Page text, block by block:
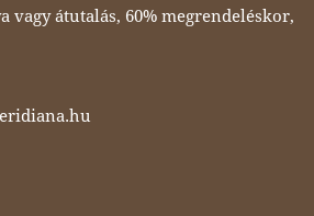
vagy átutalás, 60% megrendeléskor,